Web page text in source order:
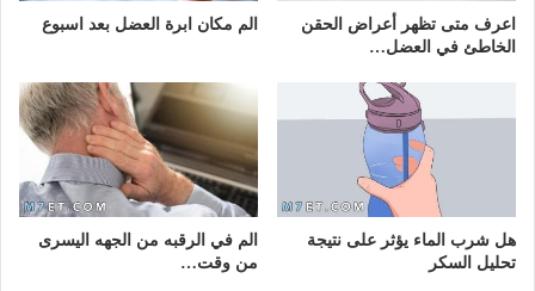
اعرف متى تظهر أعراض الحقن
الخاطئ في العضل…
الم مكان ابرة العضل بعد اسبوع
هل شرب الماء يؤثر على نتيجة
تحليل السكر
الم في الرقبه من الجهه اليسرى
من وقت…